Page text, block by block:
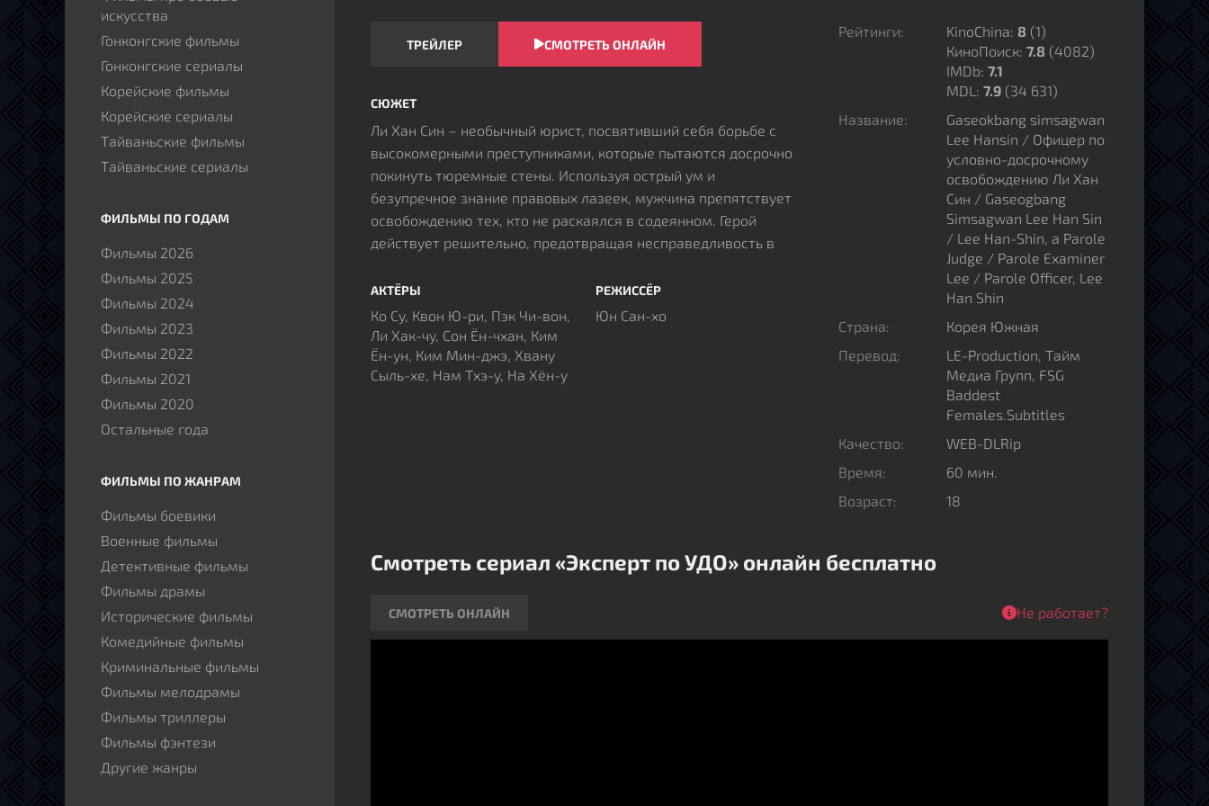
ТРЕЙЛЕР СМОТРЕТЬ ОНЛАЙН
СЮЖЕТ
Ли Хан Син – необычный юрист, посвятивший себя борьбе с
высокомерными преступниками, которые пытаются досрочно
покинуть тюремные стены. Используя острый ум и
безупречное знание правовых лазеек, мужчина препятствует
освобождению тех, кто не раскаялся в содеянном. Герой
действует решительно, предотвращая несправедливость в
свободу. Его методы часто выходят за рамки традиционной
адвокатуры, превращая каждое заседание комиссии в
настоящее испытание для коррумпированных чиновников.
В союзе с проницательным детективом Ан Со Юн и
харизматичным представителем теневого бизнеса
АКТЁРЫ
Ко Су, Квон Ю-ри, Пэк Чи-вон,
Ли Хак-чу, Сон Ён-чхан, Ким
Ён-ун, Ким Мин-джэ, Хвану
Сыль-хе, Нам Тхэ-у, На Хён-у
РЕЖИССЁР
Юн Сан-хо
Рейтинги: KinoChina: 8 (1)
КиноПоиск: 7.8 (4082)
IMDb: 7.1
MDL: 7.9 (34 631)
Название:
Gaseokbang simsagwan
Lee Hansin / Офицер по
условно-досрочному
освобождению Ли Хан
Син / Gaseogbang
Simsagwan Lee Han Sin
/ Lee Han-Shin, a Parole
Judge / Parole Examiner
Lee / Parole Officer, Lee
Han Shin
Страна:
Корея Южная
Перевод:
LE-Production, Тайм
Медиа Групп, FSG
Baddest
Females.Subtitles
Качество:
WEB-DLRip
Время:
60 мин.
Возраст:
18
Смотреть сериал «Эксперт по УДО» онлайн бесплатно
СМОТРЕТЬ ОНЛАЙН Не работает?
искусства
Гонконгские фильмы
Гонконгские сериалы
Корейские фильмы
Корейские сериалы
Тайваньские фильмы
Тайваньские сериалы
ФИЛЬМЫ ПО ГОДАМ
Фильмы 2026
Фильмы 2025
Фильмы 2024
Фильмы 2023
Фильмы 2022
Фильмы 2021
Фильмы 2020
Остальные года
ФИЛЬМЫ ПО ЖАНРАМ
Фильмы боевики
Военные фильмы
Детективные фильмы
Фильмы драмы
Исторические фильмы
Комедийные фильмы
Криминальные фильмы
Фильмы мелодрамы
Фильмы триллеры
Фильмы фэнтези
Другие жанры